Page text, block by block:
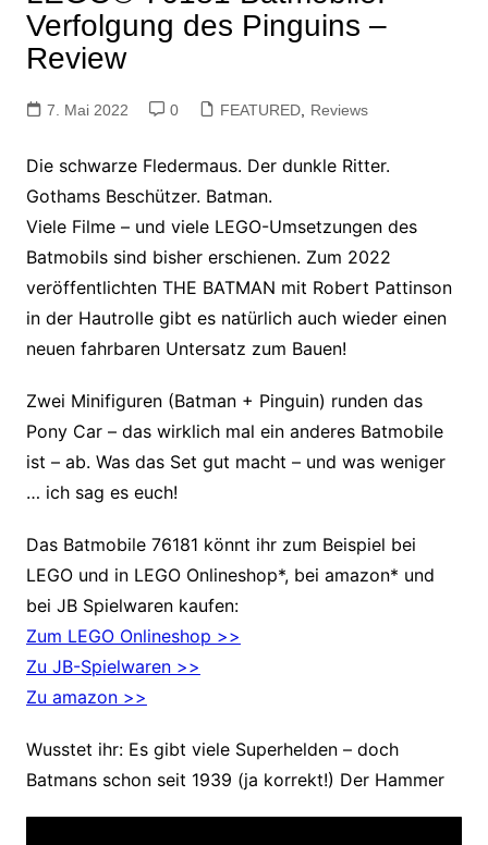
Verfolgung des Pinguins –
Review
7. Mai 2022 0 FEATURED, Reviews
Die schwarze Fledermaus. Der dunkle Ritter.
Gothams Beschützer. Batman.
Viele Filme – und viele LEGO-Umsetzungen des
Batmobils sind bisher erschienen. Zum 2022
veröffentlichten THE BATMAN mit Robert Pattinson
in der Hautrolle gibt es natürlich auch wieder einen
neuen fahrbaren Untersatz zum Bauen!
Zwei Minifiguren (Batman + Pinguin) runden das
Pony Car – das wirklich mal ein anderes Batmobile
ist – ab. Was das Set gut macht – und was weniger
… ich sag es euch!
Das Batmobile 76181 könnt ihr zum Beispiel bei
LEGO und in LEGO Onlineshop*, bei amazon* und
bei JB Spielwaren kaufen:
Zum LEGO Onlineshop >>
Zu JB-Spielwaren >>
Zu amazon >>
Wusstet ihr: Es gibt viele Superhelden – doch
Batmans schon seit 1939 (ja korrekt!) Der Hammer